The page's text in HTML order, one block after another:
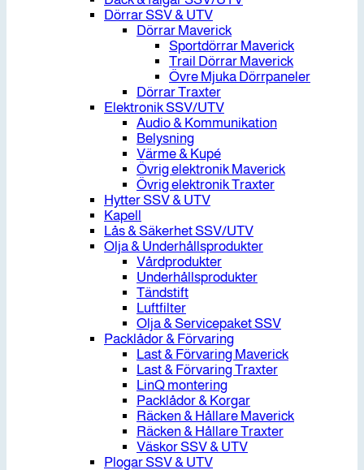
Dörrar SSV & UTV
Dörrar Maverick
Sportdörrar Maverick
Trail Dörrar Maverick
Övre Mjuka Dörrpaneler
Dörrar Traxter
Elektronik SSV/UTV
Audio & Kommunikation
Belysning
Värme & Kupé
Övrig elektronik Maverick
Övrig elektronik Traxter
Hytter SSV & UTV
Kapell
Lås & Säkerhet SSV/UTV
Olja & Underhållsprodukter
Vårdprodukter
Underhållsprodukter
Tändstift
Luftfilter
Olja & Servicepaket SSV
Packlådor & Förvaring
Last & Förvaring Maverick
Last & Förvaring Traxter
LinQ montering
Packlådor & Korgar
Räcken & Hållare Maverick
Räcken & Hållare Traxter
Väskor SSV & UTV
Plogar SSV & UTV